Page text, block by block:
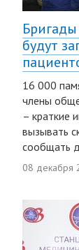
будут
16 000
члены
– краткие
вызывать
сообщать
08 декабря